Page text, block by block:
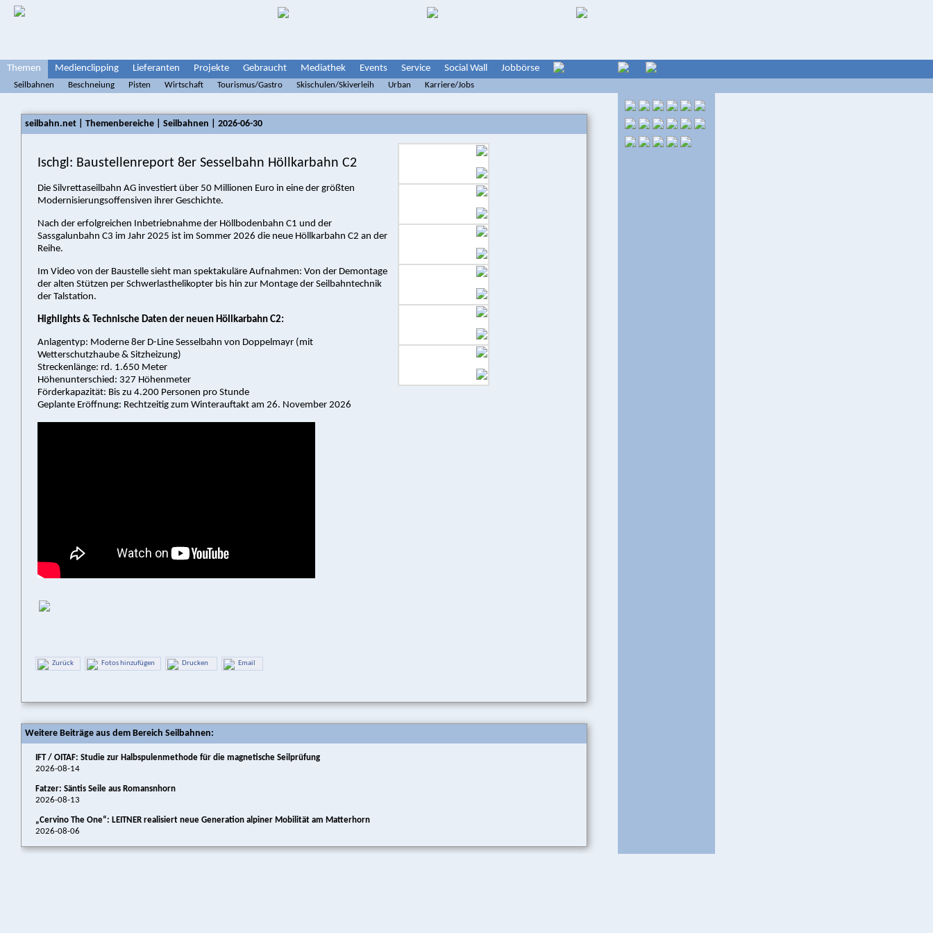
Themen Medienclipping Lieferanten Projekte Gebraucht Mediathek Events Service Social Wall Jobbörse
Seilbahnen Beschneiung Pisten Wirtschaft Tourismus/Gastro Skischulen/Skiverleih Urban Karriere/Jobs
seilbahn.net | Themenbereiche | Seilbahnen | 2026-06-30
Ischgl: Baustellenreport 8er Sesselbahn Höllkarbahn C2
Die Silvrettaseilbahn AG investiert über 50 Millionen Euro in eine der größten
Modernisierungsoffensiven ihrer Geschichte.
Nach der erfolgreichen Inbetriebnahme der Höllbodenbahn C1 und der
Sassgalunbahn C3 im Jahr 2025 ist im Sommer 2026 die neue Höllkarbahn C2 an der
Reihe.
Im Video von der Baustelle sieht man spektakuläre Aufnahmen: Von der Demontage
der alten Stützen per Schwerlasthelikopter bis hin zur Montage der Seilbahntechnik
der Talstation.
Highlights & Technische Daten der neuen Höllkarbahn C2:
Anlagentyp: Moderne 8er D-Line Sesselbahn von Doppelmayr (mit
Wetterschutzhaube & Sitzheizung)
Streckenlänge: rd. 1.650 Meter
Höhenunterschied: 327 Höhenmeter
Förderkapazität: Bis zu 4.200 Personen pro Stunde
Geplante Eröffnung: Rechtzeitig zum Winterauftakt am 26. November 2026
Zurück Fotos hinzufügen Drucken Email
Weitere Beiträge aus dem Bereich Seilbahnen:
IFT / OITAF: Studie zur Halbspulenmethode für die magnetische Seilprüfung
2026-08-14
Fatzer: Säntis Seile aus Romansnhorn
2026-08-13
„Cervino The One“: LEITNER realisiert neue Generation alpiner Mobilität am Matterhorn
2026-08-06